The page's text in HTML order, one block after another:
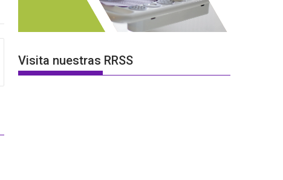
Visita nuestras RRSS